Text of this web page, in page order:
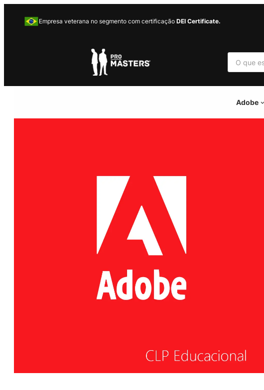
Empresa veterana no segmento com certificação DEI Certificate.
P
s
u
r
Adobe